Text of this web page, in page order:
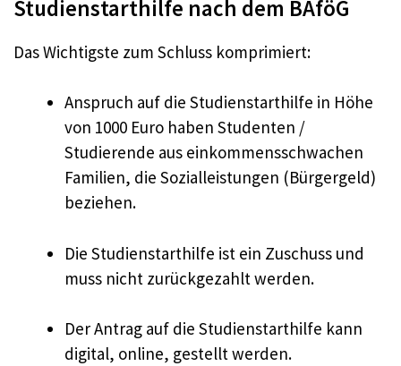
Studienstarthilfe nach dem BAföG
Das Wichtigste zum Schluss komprimiert:
Anspruch auf die Studienstarthilfe in Höhe
von 1000 Euro haben Studenten /
Studierende aus einkommensschwachen
Familien, die Sozialleistungen (Bürgergeld)
beziehen.
Die Studienstarthilfe ist ein Zuschuss und
muss nicht zurückgezahlt werden.
Der Antrag auf die Studienstarthilfe kann
digital, online, gestellt werden.